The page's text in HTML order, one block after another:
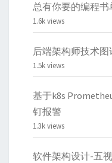
总有你要的编程书
1.6k views
后端架构师技术图
1.5k views
基于k8s
钉报警
1.3k views
软件架构设计-五